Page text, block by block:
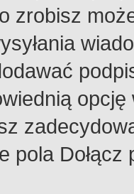
zrobisz
pola